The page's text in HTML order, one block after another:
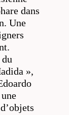
dans
Une
»,